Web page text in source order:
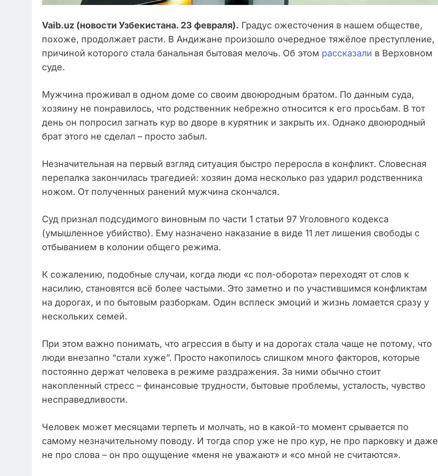
Vaib.uz (новости Узбекистана. 23 февраля). Градус ожесточения в нашем обществе,
похоже, продолжает расти. В Андижане произошло очередное тяжёлое преступление,
причиной которого стала банальная бытовая мелочь. Об этом рассказали в Верховном
суде.
Мужчина проживал в одном доме со своим двоюродным братом. По данным суда,
хозяину не понравилось, что родственник небрежно относится к его просьбам. В тот
день он попросил загнать кур во дворе в курятник и закрыть их. Однако двоюродный
брат этого не сделал – просто забыл.
Незначительная на первый взгляд ситуация быстро переросла в конфликт. Словесная
перепалка закончилась трагедией: хозяин дома несколько раз ударил родственника
ножом. От полученных ранений мужчина скончался.
Суд признал подсудимого виновным по части 1 статьи 97 Уголовного кодекса
(умышленное убийство). Ему назначено наказание в виде 11 лет лишения свободы с
отбыванием в колонии общего режима.
К сожалению, подобные случаи, когда люди «с пол-оборота» переходят от слов к
насилию, становятся всё более частыми. Это заметно и по участившимся конфликтам
на дорогах, и по бытовым разборкам. Один всплеск эмоций и жизнь ломается сразу у
нескольких семей.
При этом важно понимать, что агрессия в быту и на дорогах стала чаще не потому, что
люди внезапно “стали хуже”. Просто накопилось слишком много факторов, которые
постоянно держат человека в режиме раздражения. За ними обычно стоит
накопленный стресс – финансовые трудности, бытовые проблемы, усталость, чувство
несправедливости.
Человек может месяцами терпеть и молчать, но в какой-то момент срывается по
самому незначительному поводу. И тогда спор уже не про кур, не про парковку и даже
не про слова – он про ощущение «меня не уважают» и «со мной не считаются».